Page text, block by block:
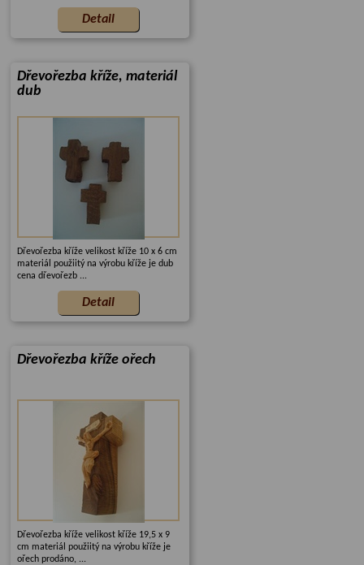
Dřevořezba kříže, materiál
dub
Dřevořezba kříže velikost kříže 10 x 6 cm
materiál použiitý na výrobu kříže je dub
cena dřevořezb ...
Dřevořezba kříže ořech
Dřevořezba kříže velikost kříže 19,5 x 9
cm materiál použiitý na výrobu kříže je
ořech prodáno, ...